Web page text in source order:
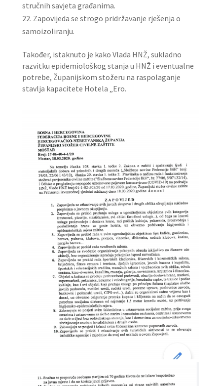
stručnih savjeta građanima.
Zapovijeda se strogo pridržavanje rješenja o
samoizoliranju.
Također, istaknuto je kako Vlada HNŽ, sukladno
razvitku epidemiološkog stanja u HNŽ i eventualne
potrebe, Županijskom stožeru na raspolaganje
stavlja kapacitete Hotela „Ero.